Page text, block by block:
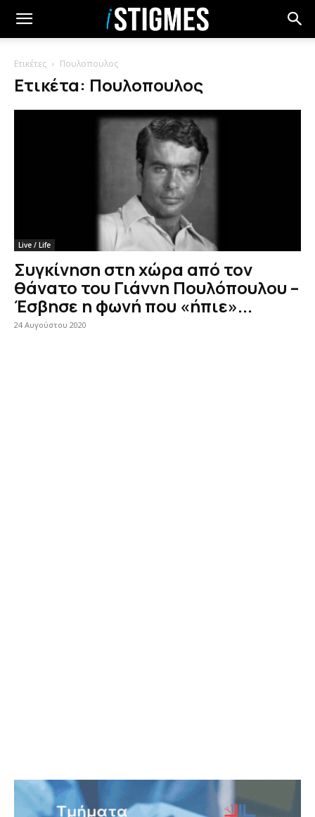
Ετικέτες Πουλοπουλος
Ετικέτα: Πουλοπουλος
Live / Life
Συγκίνηση στη χώρα από τον
θάνατο του Γιάννη Πουλόπουλου –
Έσβησε η φωνή που «ήπιε»...
24 Αυγούστου 2020